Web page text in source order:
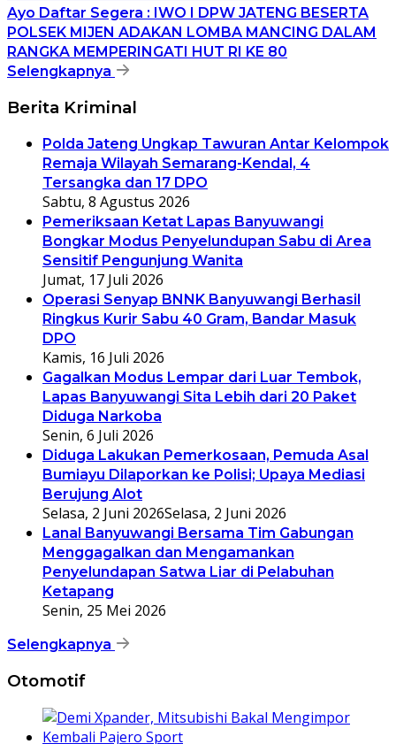
Ayo Daftar Segera : IWO I DPW JATENG BESERTA
POLSEK MIJEN ADAKAN LOMBA MANCING DALAM
RANGKA MEMPERINGATI HUT RI KE 80
Selengkapnya
Berita Kriminal
Polda Jateng Ungkap Tawuran Antar Kelompok
Remaja Wilayah Semarang-Kendal, 4
Tersangka dan 17 DPO
Sabtu, 8 Agustus 2026
Pemeriksaan Ketat Lapas Banyuwangi
Bongkar Modus Penyelundupan Sabu di Area
Sensitif Pengunjung Wanita
Jumat, 17 Juli 2026
Operasi Senyap BNNK Banyuwangi Berhasil
Ringkus Kurir Sabu 40 Gram, Bandar Masuk
DPO
Kamis, 16 Juli 2026
Gagalkan Modus Lempar dari Luar Tembok,
Lapas Banyuwangi Sita Lebih dari 20 Paket
Diduga Narkoba
Senin, 6 Juli 2026
Diduga Lakukan Pemerkosaan, Pemuda Asal
Bumiayu Dilaporkan ke Polisi; Upaya Mediasi
Berujung Alot
Selasa, 2 Juni 2026Selasa, 2 Juni 2026
Lanal Banyuwangi Bersama Tim Gabungan
Menggagalkan dan Mengamankan
Penyelundapan Satwa Liar di Pelabuhan
Ketapang
Senin, 25 Mei 2026
Selengkapnya
Otomotif